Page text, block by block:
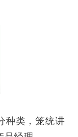
种类，笼统讲